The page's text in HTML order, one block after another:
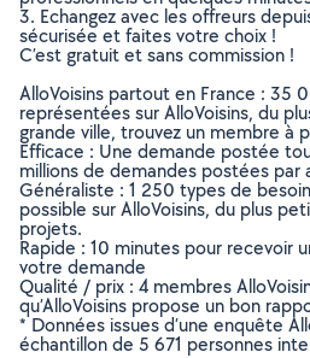
3. Echangez avec les offreurs
sécurisée et faites votre choix !
C’est gratuit et sans commission !
AlloVoisins partout en France : 35
représentées sur AlloVoisins, du
grande ville, trouvez un membre à
Efficace : Une demande postée
millions de demandes postées par
Généraliste : 1 250 types de
possible sur AlloVoisins, du plus
projets.
Rapide : 10 minutes pour recevoir
votre demande
Qualité / prix : 4 membres
qu’AlloVoisins propose un bon
* Données issues d’une enquête
échantillon de 5 671 personnes